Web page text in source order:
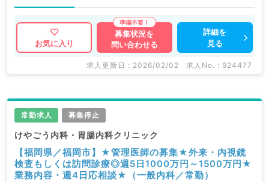
お気に入り
募集状況を
問い合わせる
詳細を
見る
求人更新日 : 2026/02/02 求人No. : 924477
常勤求人 募集停止
けやごう内科・胃腸内科クリニック
【福岡県／福岡市】★管理医師の募集★外来・内視鏡
検査もしくは訪問診療◎週5日1000万円～1500万円★
業務内容・週4日応相談★（一般内科／常勤）